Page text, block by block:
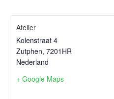
Atelier
Kolenstraat 4
Zutphen, 7201HR
Nederland
+ Google Maps